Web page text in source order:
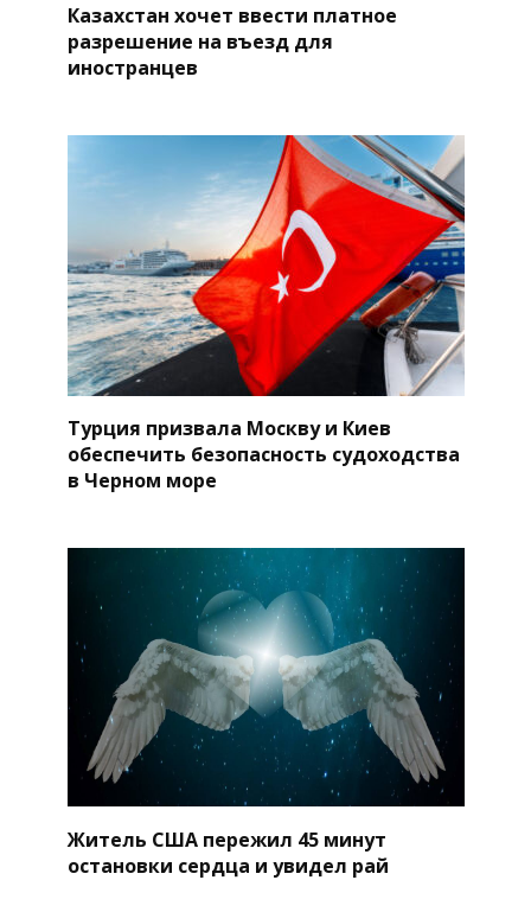
Казахстан хочет ввести платное
разрешение на въезд для
иностранцев
Турция призвала Москву и Киев
обеспечить безопасность судоходства
в Черном море
Житель США пережил 45 минут
остановки сердца и увидел рай